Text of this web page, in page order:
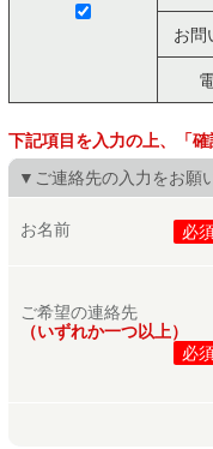
お問
下記項目を入力の上、「
▼ご連絡先の入力をお願
お名前 必
ご希望の連絡先
（いずれか一つ以上）
必